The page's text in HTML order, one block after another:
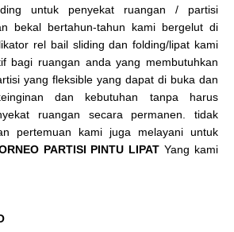
untuk penyekat ruangan / partisi
bekal bertahun-tahun kami bergelut di
rel bail sliding dan folding/lipat kami
bagi ruangan anda yang membutuhkan
yang fleksible yang dapat di buka dan
dan kebutuhan tanpa harus
ruangan secara permanen. tidak
pertemuan kami juga melayani untuk
PARTISI PINTU LIPAT Yang kami